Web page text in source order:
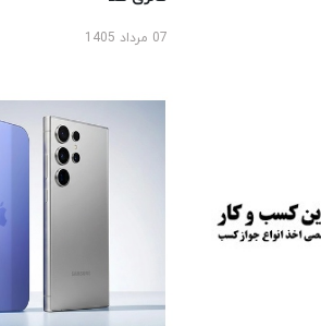
07 مرداد 1405